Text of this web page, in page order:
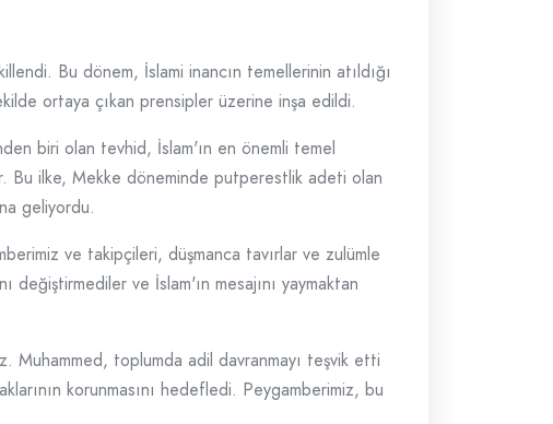
Bu dönem, İslami inancın temellerinin atıldığı
ortaya çıkan prensipler üzerine inşa edildi.
biri olan tevhid, İslam'ın en önemli temel
Bu ilke, Mekke döneminde putperestlik adeti olan
geliyordu.
ve takipçileri, düşmanca tavırlar ve zulümle
değiştirmediler ve İslam'ın mesajını yaymaktan
Muhammed, toplumda adil davranmayı teşvik etti
korunmasını hedefledi. Peygamberimiz, bu